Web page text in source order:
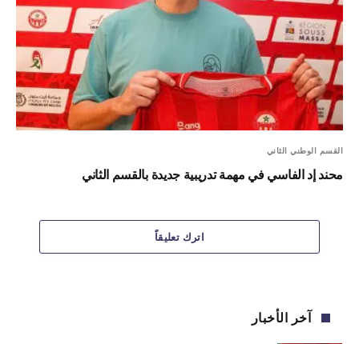
القسم الوطني الثاني
محند إد الفاسي في مهمة تدريبية جديدة بالقسم الثاني
اترك تعليقاً
آخر الأخبار